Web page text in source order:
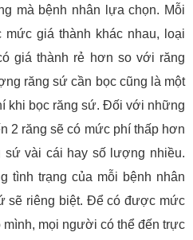
mà bệnh nhân lựa chọn. Mỗi
giá thành khác nhau, loại
giá thành rẻ hơn so với răng
răng sứ cần bọc cũng là một
khi bọc răng sứ. Đối với những
2 răng sẽ có mức phí thấp hơn
vài cái hay số lượng nhiều.
tình trạng của mỗi bệnh nhân
sẽ riêng biệt. Để có được mức
mọi người có thể đến trực